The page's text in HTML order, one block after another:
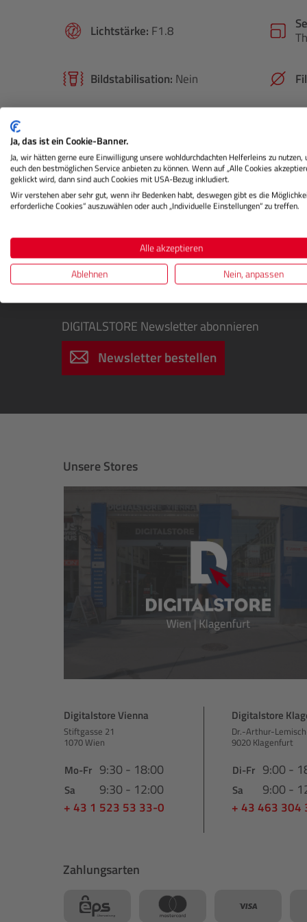
Lichtstärke: F1.8
Bildstabilisation: Nein
Beschreibung
DIGITALSTORE Newsletter abonnieren
Newsletter bestellen
Unsere Stores
Digitalstore Vienna
Stiftgasse 21
1070 Wien
Mo-Fr 9:30 - 18:00
Sa 9:30 - 12:00
+ 43 1 523 53 33-0
Digitalstore
Dr.-Arthur-
9020 Klagenfurt
Di-Fr 9:00 -
Sa 9:00 -
+ 43 463 304
Zahlungsarten
Ja, das ist ein Cookie-Banner.
Ja, wir hätten gerne eure Einwilligung unsere wohldurchdachten Helferleins zu nutzen,
euch den bestmöglichen Service anbieten zu können. Wenn auf „Alle Cookies
geklickt wird, dann sind auch Cookies mit USA-Bezug inkludiert.
Wir verstehen aber sehr gut, wenn ihr Bedenken habt, deswegen gibt es die
erforderliche Cookies“ auszuwählen oder auch „Individuelle Einstellungen“ zu treffen.
Alle akzeptieren
Ablehnen
Nein, anpassen